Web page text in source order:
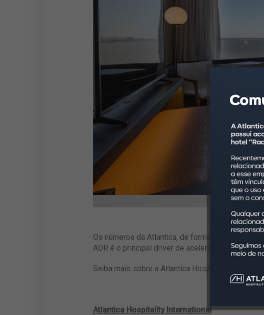
Os números da Atlantica, de forma geral,
ADR é o principal driver de aceleração em 2022
Saiba mais sobre a Atlantica Hospitality
Atlantica Hospitality International